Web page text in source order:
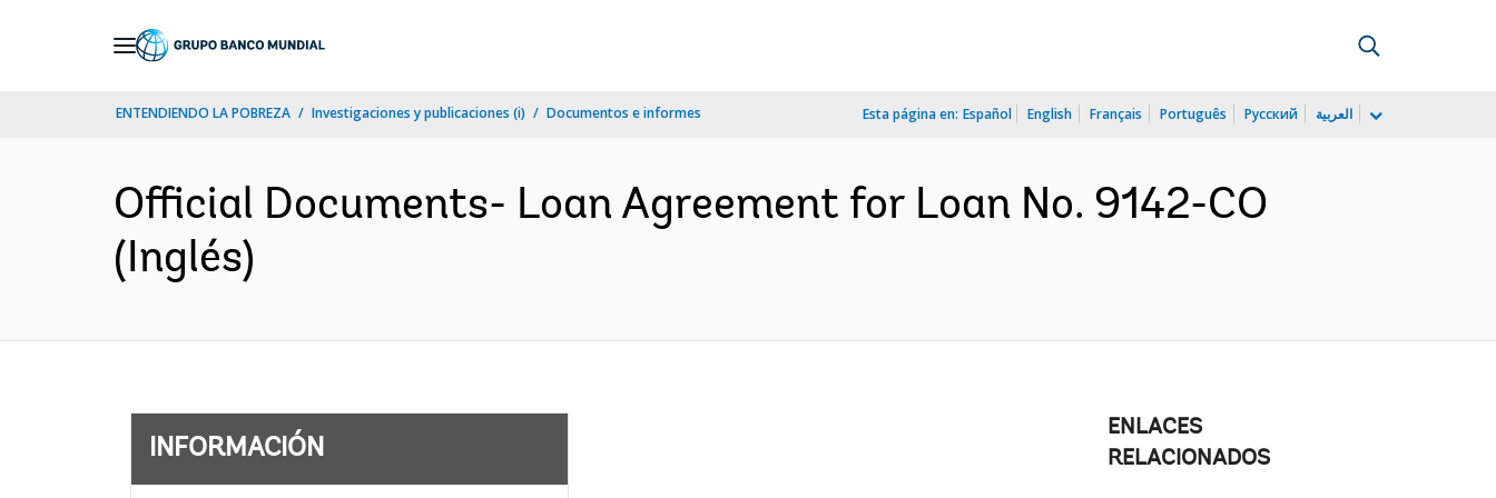
ENTENDIENDO LA POBREZA Investigaciones y publicaciones (i) Documentos e informes Esta página en: Español English Français Português Русский العربية
Official Documents- Loan Agreement for Loan No. 9142-CO
(Inglés)
INFORMACIÓN
ENLACES
RELACIONADOS